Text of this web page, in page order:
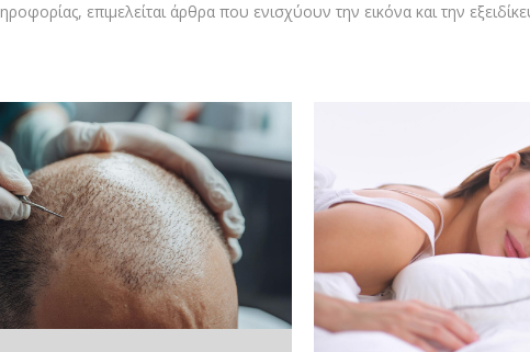
επιμελείται άρθρα που ενισχύουν την εικόνα και την